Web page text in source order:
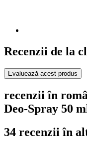
Recenzii de la
Evaluează acest produs
recenzii în
Deo-Spray 50
34 recenzii în